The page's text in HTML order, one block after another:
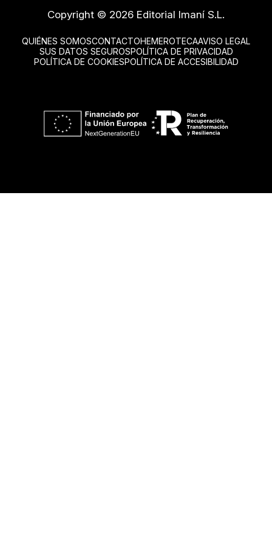
Copyright © 2026 Editorial Imaní S.L.
QUIÉNES SOMOSCONTACTOHEMEROTECAAVISO LEGAL
SUS DATOS SEGUROSPOLÍTICA DE PRIVACIDAD
POLÍTICA DE COOKIESPOLÍTICA DE ACCESIBILIDAD